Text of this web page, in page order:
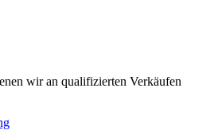
wir an qualifizierten Verkäufen